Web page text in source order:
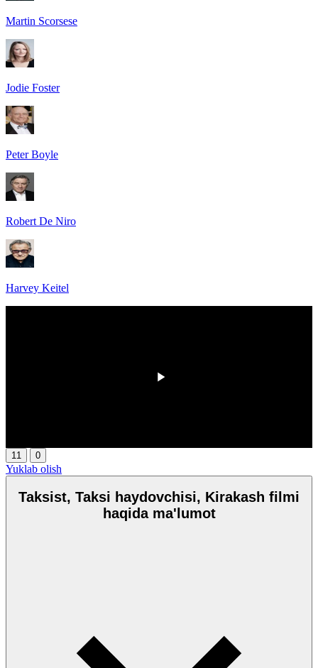
Martin Scorsese
Jodie Foster
Peter Boyle
Robert De Niro
Harvey Keitel
11 0
Yuklab olish
Taksist, Taksi haydovchisi, Kirakash filmi
haqida ma'lumot